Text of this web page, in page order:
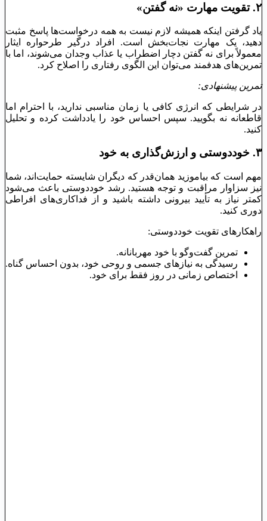
۲. تقویت مهارت «نه گفتن»
یاد گرفتن اینکه همیشه لازم نیست به همه درخواست‌ها پاسخ مثبت
دهید، یک مهارت نجات‌بخش است. افراد درگیر طرحواره ایثار
معمولاً برای نه گفتن دچار اضطراب یا عذاب وجدان می‌شوند، اما با
تمرین‌های هدفمند می‌توان این الگوی رفتاری را اصلاح کرد.
تمرین پیشنهادی:
در شرایطی که انرژی کافی یا زمان مناسبی ندارید، با احترام اما
قاطعانه نه بگویید. سپس احساس خود را یادداشت کرده و تحلیل
کنید.
۳. خوددوستی و ارزش‌گذاری به خود
مهم است که بیاموزید همان‌قدر که دیگران شایسته حمایت‌اند، شما
نیز سزاوار مراقبت و توجه هستید. رشد خوددوستی باعث می‌شود
کمتر نیاز به تأیید بیرونی داشته باشید و از فداکاری‌های افراطی
دوری کنید.
راهکارهای تقویت خوددوستی:
تمرین گفت‌وگو با خود مهربانانه.
رسیدگی به نیازهای جسمی و روحی خود، بدون احساس گناه.
اختصاص زمانی در روز فقط برای خود.